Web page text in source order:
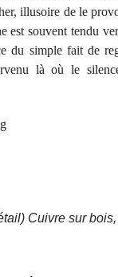
illusoire de le
est souvent tendu
du simple fait de
là où le
Cuivre sur